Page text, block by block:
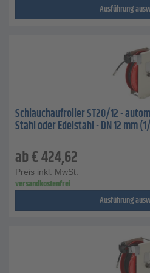
Ausführung
Schlauchaufroller ST20/12 -
Stahl oder Edelstahl - DN 12 mm
ab€424,62
Preis inkl. MwSt.
versandkostenfrei
Ausführung